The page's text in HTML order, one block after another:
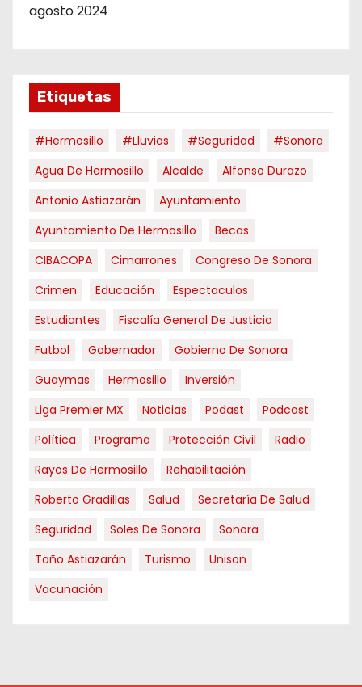
agosto 2024
Etiquetas
#hermosillo #Lluvias #Seguridad
#Sonora
Agua De Hermosillo
Alcalde
Alfonso Durazo
Antonio Astiazarán
Ayuntamiento
Ayuntamiento De Hermosillo
Becas
CIBACOPA
Cimarrones
Congreso De Sonora
Crimen
Educación
Espectaculos
Estudiantes
Fiscalía General De Justicia
Futbol
Gobernador
Gobierno De Sonora
Guaymas
Hermosillo
Inversión
Liga Premier MX
Noticias Podast
Podcast
Política
Programa Protección Civil
Radio
Rayos De Hermosillo
Rehabilitación
Roberto Gradillas
Salud
Secretaría De Salud
Seguridad
Soles De Sonora
Sonora
Toño Astiazarán
Turismo
Unison
Vacunación